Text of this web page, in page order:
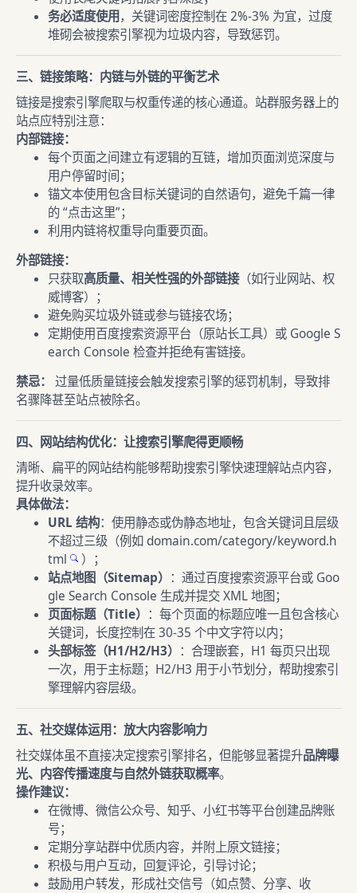
务必适度使用，关键词密度控制在 2%-3% 为宜，过度
堆砌会被搜索引擎视为垃圾内容，导致惩罚。
三、链接策略：内链与外链的平衡艺术
链接是搜索引擎爬取与权重传递的核心通道。站群服务器上的
站点应特别注意：
内部链接：
每个页面之间建立有逻辑的互链，增加页面浏览深度与
用户停留时间；
锚文本使用包含目标关键词的自然语句，避免千篇一律
的 “点击这里”；
利用内链将权重导向重要页面。
外部链接：
只获取高质量、相关性强的外部链接（如行业网站、权
威博客）；
避免购买垃圾外链或参与链接农场；
定期使用百度搜索资源平台（原站长工具）或 Google S
earch Console 检查并拒绝有害链接。
禁忌：
过量低质量链接会触发搜索引擎的惩罚机制，导致排
名骤降甚至站点被除名。
四、网站结构优化：让搜索引擎爬得更顺畅
清晰、扁平的网站结构能够帮助搜索引擎快速理解站点内容，
提升收录效率。
具体做法：
URL 结构：使用静态或伪静态地址，包含关键词且层级
不超过三级（例如domain.com/category/keyword.h
tml
）；
站点地图（Sitemap） ：通过百度搜索资源平台或 Goo
gle Search Console 生成并提交 XML 地图；
页面标题（Title） ：每个页面的标题应唯一且包含核心
关键词，长度控制在 30-35 个中文字符以内；
头部标签（H1/H2/H3） ：合理嵌套，H1 每页只出现
一次，用于主标题；H2/H3 用于小节划分，帮助搜索引
擎理解内容层级。
五、社交媒体运用：放大内容影响力
社交媒体虽不直接决定搜索引擎排名，但能够显著提升品牌曝
光、内容传播速度与自然外链获取概率。
操作建议：
在微博、微信公众号、知乎、小红书等平台创建品牌账
号；
定期分享站群中优质内容，并附上原文链接；
积极与用户互动，回复评论，引导讨论；
鼓励用户转发，形成社交信号（如点赞、分享、收